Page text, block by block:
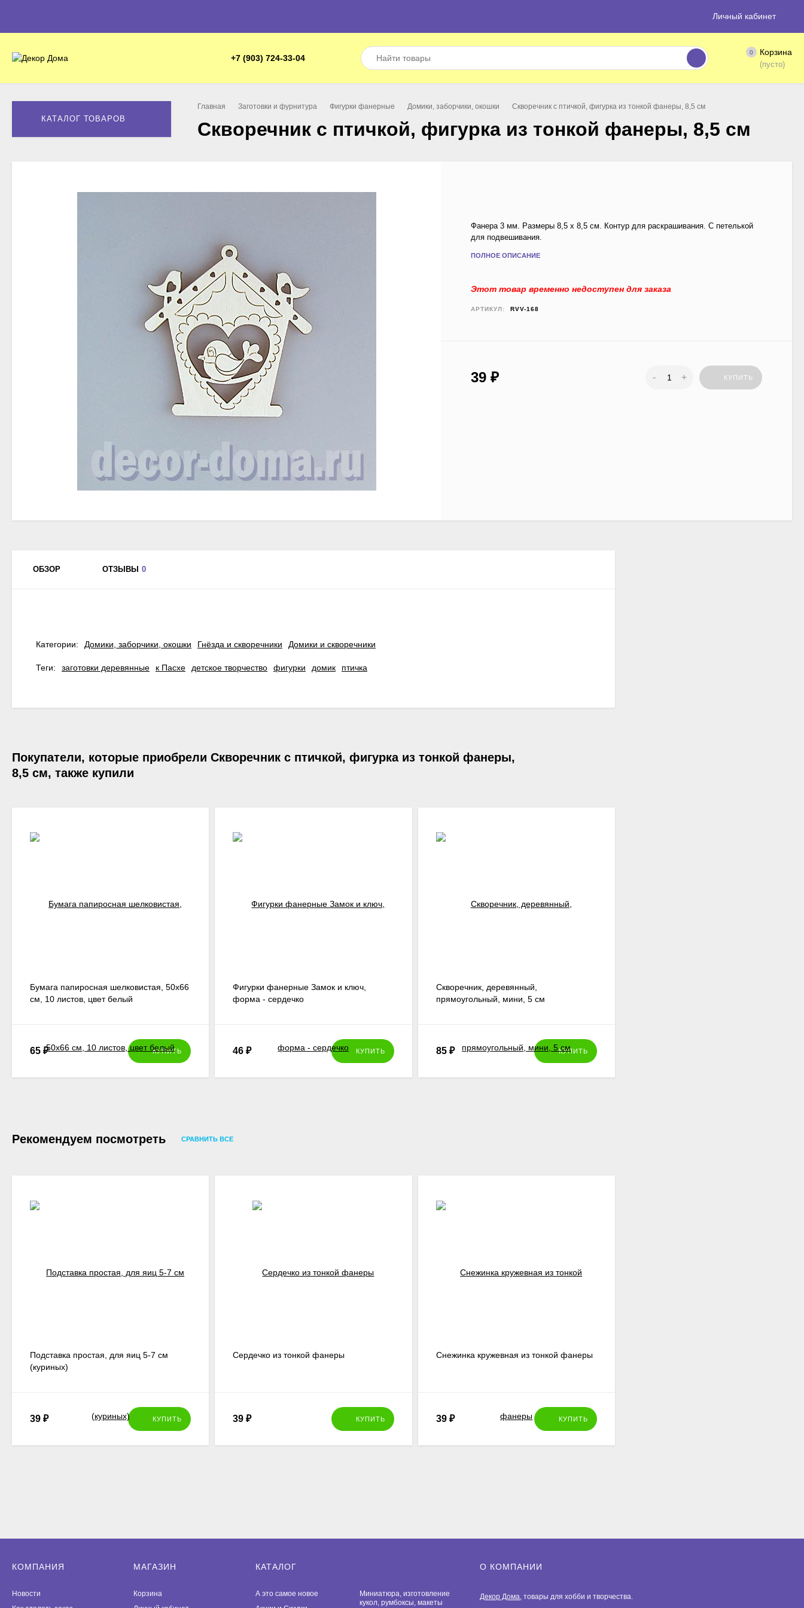
Личный кабинет
+7 (903) 724-33-04
0 Корзина
(пусто)
КАТАЛОГ ТОВАРОВ
Главная Заготовки и фурнитура Фигурки фанерные Домики, заборчики, окошки Скворечник с птичкой, фигурка из тонкой фанеры, 8,5 см
Скворечник с птичкой, фигурка из тонкой фанеры, 8,5 см
Фанера 3 мм. Размеры 8,5 х 8,5 см. Контур для раскрашивания. С петелькой
для подвешивания.
ПОЛНОЕ ОПИСАНИЕ
Этот товар временно недоступен для заказа
АРТИКУЛ: RVV-168
39₽ - + КУПИТЬ
ОБЗОР ОТЗЫВЫ 0
Категории: Домики, заборчики, окошки Гнёзда и скворечники Домики и скворечники
Теги: заготовки деревянные к Пасхе детское творчество фигурки домик птичка
Покупатели, которые приобрели Скворечник с птичкой, фигурка из тонкой фанеры,
8,5 см, также купили
Бумага папиросная шелковистая, 50х66
см, 10 листов, цвет белый
65 ₽ КУПИТЬ
Фигурки фанерные Замок и ключ,
форма - сердечко
46₽ КУПИТЬ
Скворечник, деревянный,
прямоугольный, мини, 5 см
85 ₽ КУПИТЬ
Рекомендуем посмотреть СРАВНИТЬ ВСЕ
Подставка простая, для яиц 5-7 см
(куриных)
39 ₽ КУПИТЬ
Сердечко из тонкой фанеры
39₽ КУПИТЬ
Снежинка кружевная из тонкой фанеры
39 ₽ КУПИТЬ
КОМПАНИЯ
Новости
МАГАЗИН
Корзина
КАТАЛОГ
А это самое новое
Миниатюра, изготовление
кукол, румбоксы, макеты
О КОМПАНИИ
Декор Дома, товары для хобби и творчества.